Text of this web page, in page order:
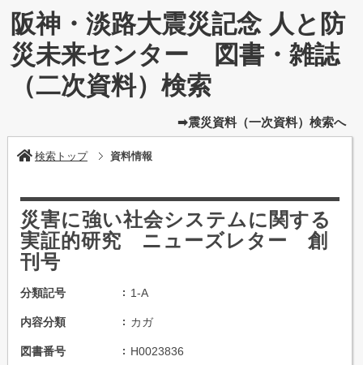
阪神・淡路大震災記念 人と防
災未来センター 図書・雑誌
（二次資料）検索
➡震災資料（一次資料）検索へ
検索トップ 資料情報
災害に強い社会システムに関する
実証的研究 ニューズレター 創
刊号
分類記号 1-A
内容分類 カガ
図書番号 H0023836